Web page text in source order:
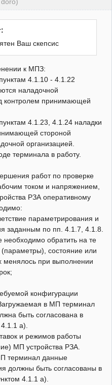
Ваш скепсис
к МПЗ:
4.1.10 - 4.1.22
наладочной
контролем принимающей
4.1.23, 4.1.24 наладки
стороной
организацией.
терминала в работу.
работ по проверке
током и напряжением,
РЗА оперативному
параметрирования и
заданным по пп. 4.1.7, 4.1.8.
обратить на те
(параметры), состояние или
менялось при выполнении
конфигурации
в МП терминал
быть согласована в
а).
и режимов работы
МП устройства РЗА.
терминал данные
должны быть согласованы в
4.1.1 а).